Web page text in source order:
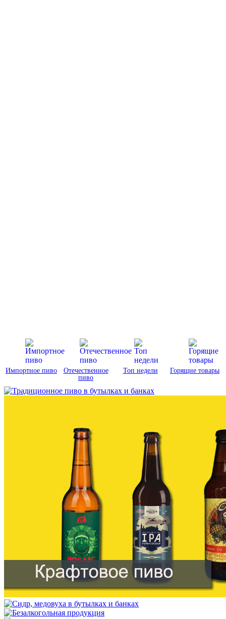
Импортное пиво
Отечественное
пиво
Топ недели Горящие товары